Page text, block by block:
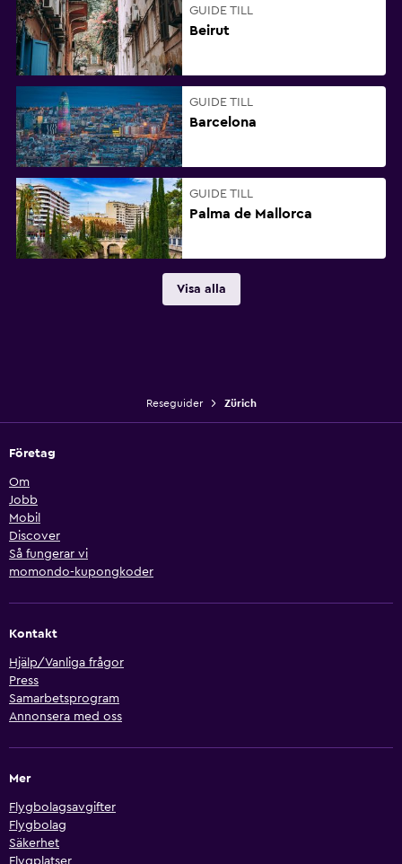
GUIDE TILL
Beirut
GUIDE TILL
Barcelona
GUIDE TILL
Palma de Mallorca
Visa alla
Reseguider Zürich
Företag
Om
Jobb
Mobil
Discover
Så fungerar vi
momondo-kupongkoder
Kontakt
Hjälp/Vanliga frågor
Press
Samarbetsprogram
Annonsera med oss
Mer
Flygbolagsavgifter
Flygbolag
Säkerhet
Flygplatser